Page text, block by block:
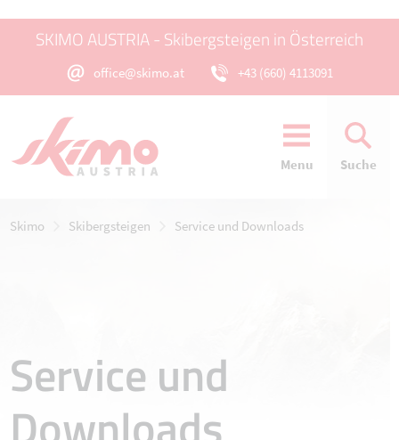
SKIMO AUSTRIA - Skibergsteigen in Österreich
office@skimo.at +43 (660) 4113091
Menu Suche
Skimo Skibergsteigen Service und Downloads
Service und